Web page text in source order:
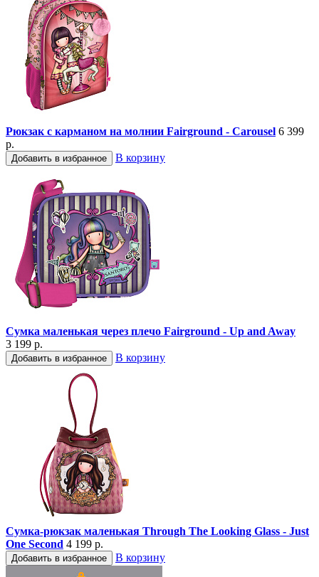
Рюкзак с карманом на молнии Fairground - Carousel 6 399
р.
Добавить в избранное В корзину
Сумка маленькая через плечо Fairground - Up and Away
3 199 р.
Добавить в избранное В корзину
Сумка-рюкзак маленькая Through The Looking Glass - Just
One Second 4 199 р.
Добавить в избранное В корзину